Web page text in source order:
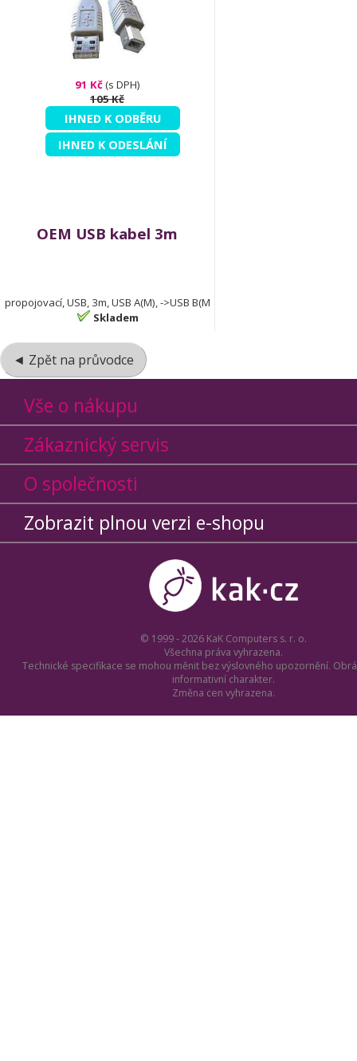
91 Kč(s DPH)
105 Kč
IHNED K ODBĚRU
IHNED K ODESLÁNÍ
OEM USB kabel 3m
propojovací, USB, 3m, USB A(M), ->USB B(M
Skladem
◄ Zpět na průvodce
Vše o nákupu
Zákaznický servis
O společnosti
Zobrazit plnou verzi e-shopu
© 1999 - 2026 KaK Computers s. r. o.
Všechna práva vyhrazena.
Technické specifikace se mohou měnit bez výslovného upozornění.
informativní charakter.
Změna cen vyhrazena.